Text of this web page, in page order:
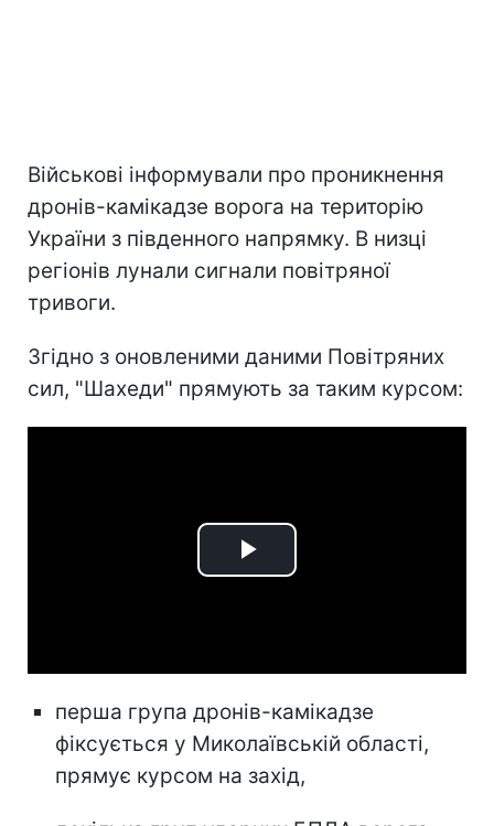
Військові інформували про проникнення
дронів-камікадзе ворога на територію
України з південного напрямку. В низці
регіонів лунали сигнали повітряної
тривоги.
Згідно з оновленими даними Повітряних
сил, "Шахеди" прямують за таким курсом:
Play
перша група дронів-камікадзе
фіксується у Миколаївській області,
прямує курсом на захід,